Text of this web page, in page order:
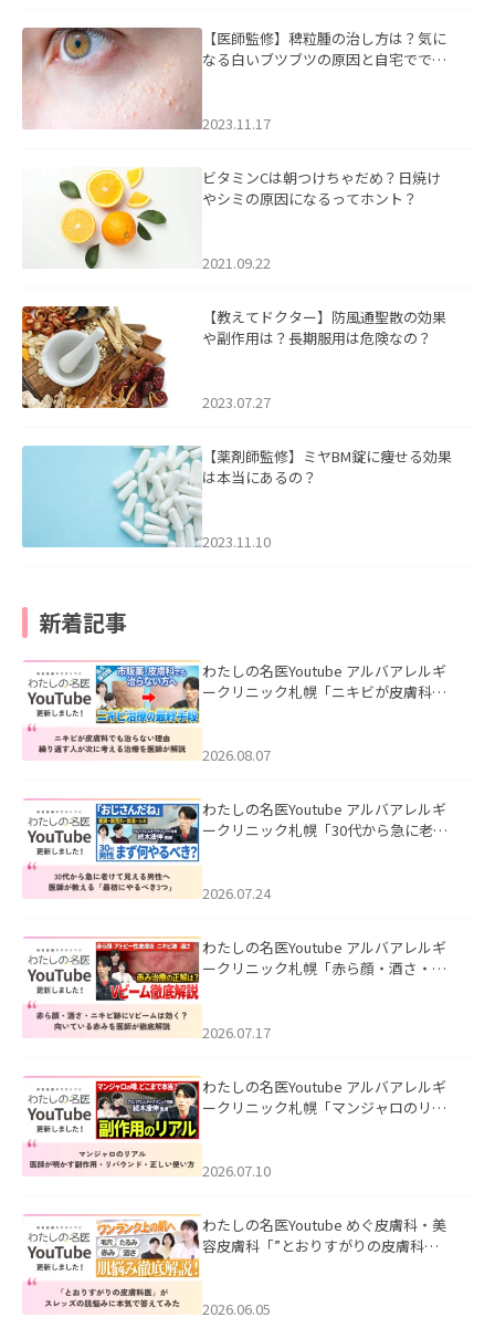
【医師監修】稗粒腫の治し方は？気に
なる白いブツブツの原因と自宅ででき
2023.11.17
ビタミンCは朝つけちゃだめ？日焼け
やシミの原因になるってホント？
2021.09.22
【教えてドクター】防風通聖散の効果
や副作用は？長期服用は危険なの？
2023.07.27
【薬剤師監修】ミヤBM錠に痩せる効果
は本当にあるの？
2023.11.10
新着記事
わたしの名医Youtube アルバアレルギ
ークリニック札幌「ニキビが皮膚科で
ました。
2026.08.07
わたしの名医Youtube アルバアレルギ
ークリニック札幌「30代から急に老け
た。
2026.07.24
わたしの名医Youtube アルバアレルギ
ークリニック札幌「赤ら顔・酒さ・ニ
した。
2026.07.17
わたしの名医Youtube アルバアレルギ
ークリニック札幌「マンジャロのリア
た。
2026.07.10
わたしの名医Youtube めぐ皮膚科・美
容皮膚科「”とおりすがりの皮膚科
2026.06.05